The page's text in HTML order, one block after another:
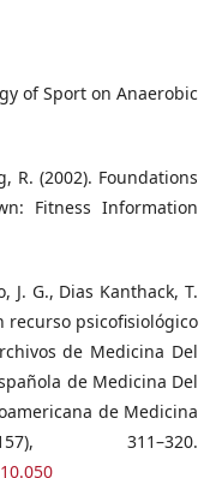
of Sport on Anaerobic
R. (2002). Foundations
Fitness Information
J. G., Dias Kanthack, T.
recurso psicofisiológico
de Medicina Del
de Medicina Del
de Medicina
311–320.